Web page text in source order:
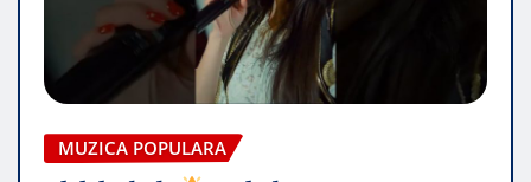
MUZICA POPULARA